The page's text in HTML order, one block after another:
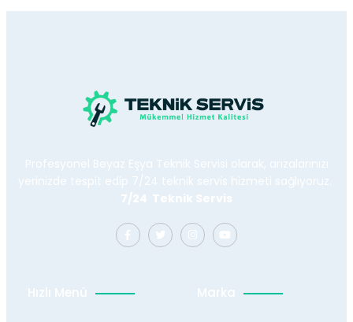
Profesyonel Beyaz Eşya Teknik Servisi olarak, arızalarınızı
yerinizde tespit edip 7/24 teknik servis hizmeti sağlıyoruz.
7/24 Teknik Servis
Hızlı Menü Marka